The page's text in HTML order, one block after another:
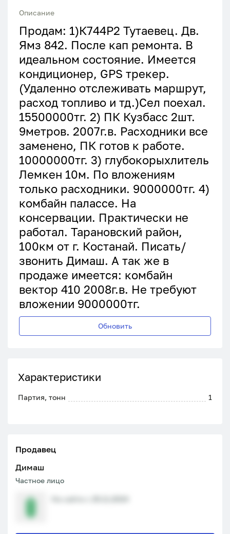
Описание
Продам: 1)К744Р2 Тутаевец. Дв.
Ямз 842. После кап ремонта. В
идеальном состояние. Имеется
кондиционер, GPS трекер.
(Удаленно отслеживать маршрут,
расход топливо и тд.)Сел поехал.
15500000тг. 2) ПК Кузбасс 2шт.
9метров. 2007г.в. Расходники все
заменено, ПК готов к работе.
10000000тг. 3) глубокорыхлитель
Лемкен 10м. По вложениям
только расходники. 9000000тг. 4)
комбайн палассе. На
консервации. Практически не
работал. Тарановский район,
100км от г. Костанай. Писать/
звонить Димаш. А так же в
продаже имеется: комбайн
вектор 410 2008г.в. Не требуют
вложении 9000000тг.
Обновить
Характеристики
Партия, тонн 1
Продавец
Димаш
Частное лицо